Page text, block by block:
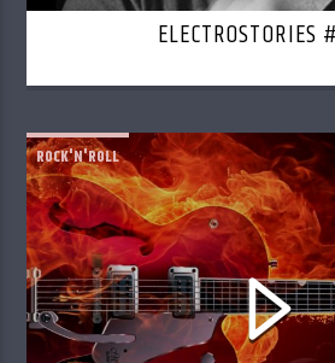
ELECTROSTORIES
ROCK'N'ROLL